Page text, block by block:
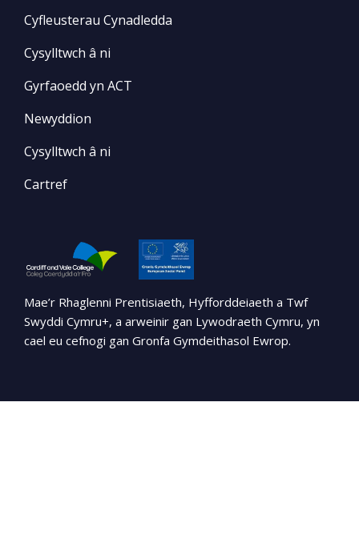
Cyfleusterau Cynadledda
Cysylltwch â ni
Gyrfaoedd yn ACT
Newyddion
Cysylltwch â ni
Cartref
Mae’r Rhaglenni Prentisiaeth, Hyfforddeiaeth a Twf
Swyddi Cymru+, a arweinir gan Lywodraeth Cymru, yn
cael eu cefnogi gan Gronfa Gymdeithasol Ewrop.